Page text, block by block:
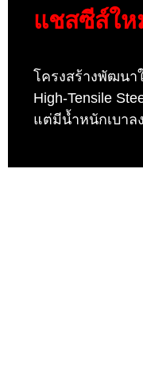
แชสซีส์ให
โครงสร้างพัฒนา
High-Tensile
แต่มีนํ้าหนักเบาลง